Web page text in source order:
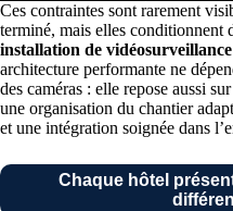
Ces contraintes sont rarement
terminé, mais elles conditionnent
installation de
architecture performante ne
des caméras : elle repose aussi
une organisation du chantier
et une intégration soignée dans
Chaque hôtel